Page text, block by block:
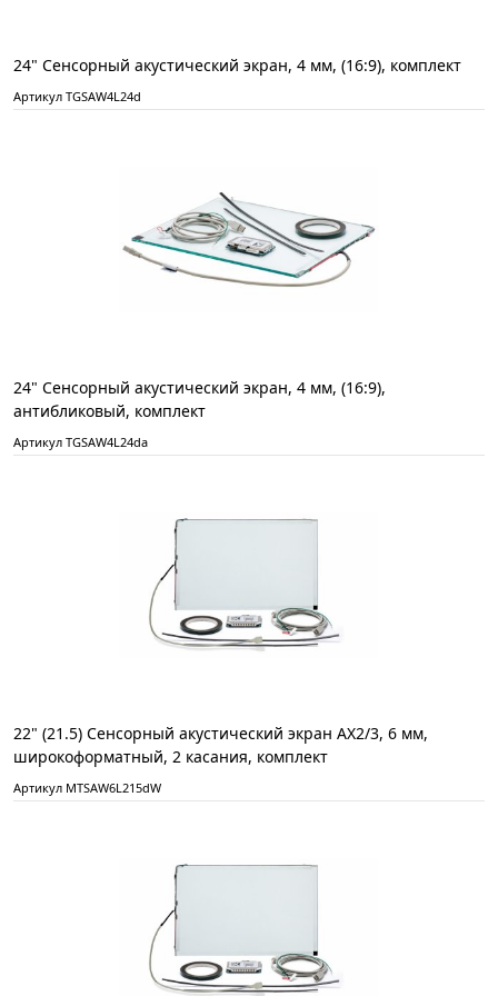
24" Сенсорный акустический экран, 4 мм, (16:9), комплект
Артикул TGSAW4L24d
24" Сенсорный акустический экран, 4 мм, (16:9),
антибликовый, комплект
Артикул TGSAW4L24da
22" (21.5) Сенсорный акустический экран AX2/3, 6 мм,
широкоформатный, 2 касания, комплект
Артикул MTSAW6L215dW